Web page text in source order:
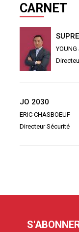
CARNET
YOUNG
JO 2030
ERIC CHASBOEUF
Directeur Sécurité